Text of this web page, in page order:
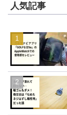
人気記事